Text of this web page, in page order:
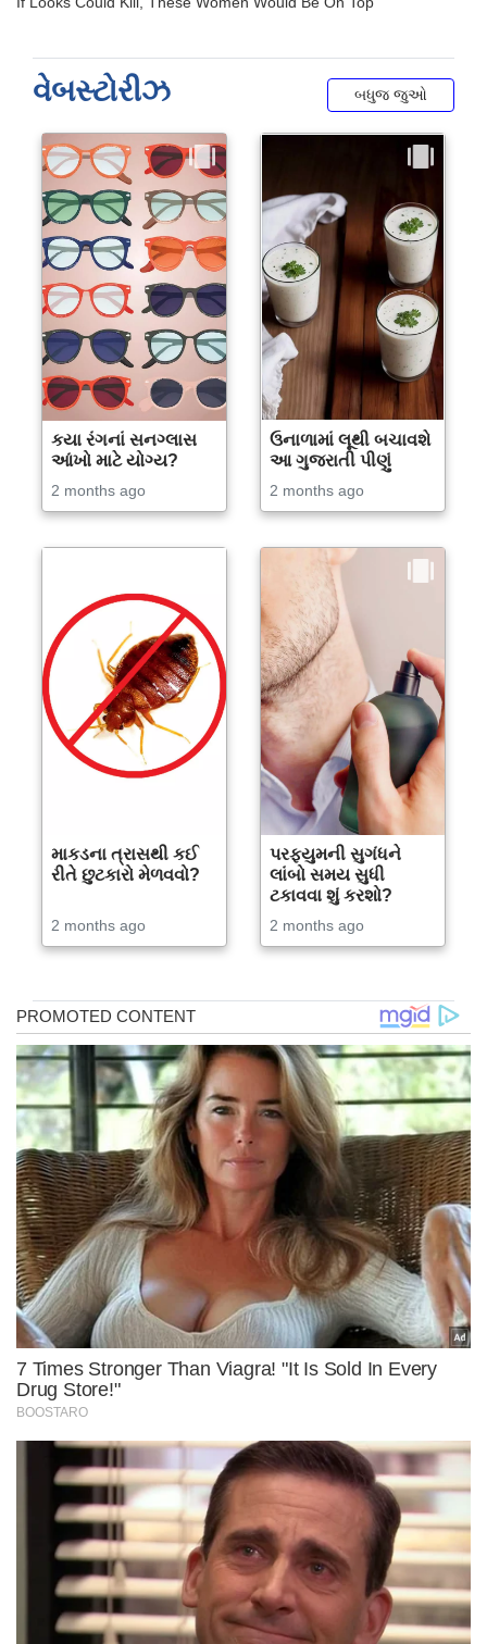
વેબસ્ટોરીઝ બધુજ જુઓ
કયા રંગનાં સનગ્લાસ
આંખો માટે યોગ્ય?
2 months ago
ઉનાળામાં લૂથી બચાવશે
આ ગુજરાતી પીણું
2 months ago
માકડના ત્રાસથી કઈ
રીતે છુટકારો મેળવવો?
2 months ago
પરફ્યુમની સુગંધને
લાંબો સમય સુધી
ટકાવવા શું કરશો?
2 months ago